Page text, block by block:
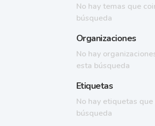
No hay temas que
búsqueda
Organizaciones
No hay
esta búsqueda
Etiquetas
No hay etiquetas
búsqueda